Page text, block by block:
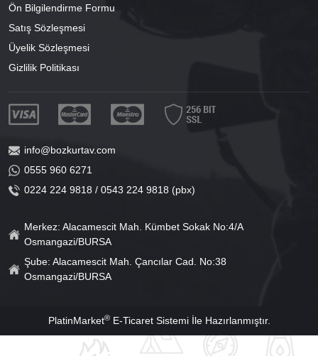
Ön Bilgilendirme Formu
Satış Sözleşmesi
Üyelik Sözleşmesi
Gizlilik Politikası
info@bozkurtav.com
0555 960 6271
0224 224 9818 / 0543 224 9818 (pbx)
Merkez: Alacamescit Mah. Kümbet Sokak No:4/A
Osmangazi/BURSA
Şube: Alacamescit Mah. Çancılar Cad. No:38
Osmangazi/BURSA
PlatinMarket®E-Ticaret Sistemiİle Hazırlanmıştır.